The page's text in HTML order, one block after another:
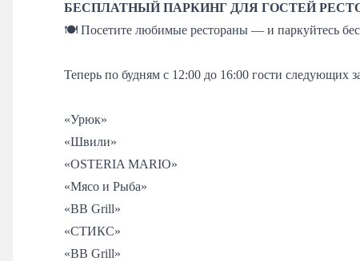
БЕСПЛАТНЫЙ ПАРКИНГ ДЛЯ ГОСТЕЙ
🍽 Посетите любимые рестораны — и паркуйтесь
Теперь по будням с 12:00 до 16:00 гости следующих
«Урюк»
«Швили»
«OSTERIA MARIO»
«Мясо и Рыба»
«BB Grill»
«СТИКС»
«BB Grill»